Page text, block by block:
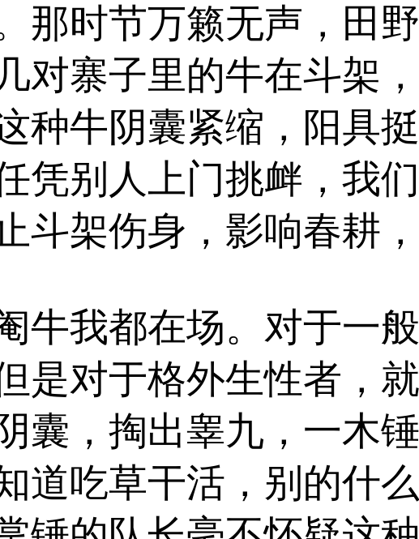
那时节万籁无声，田
几对寨子里的牛在斗架
种牛阴囊紧缩，阳具
凭别人上门挑衅，我
斗架伤身，影响春耕
牛我都在场。对于一
是对于格外生性者，
囊，掏出睾九，一木
道吃草干活，别的什